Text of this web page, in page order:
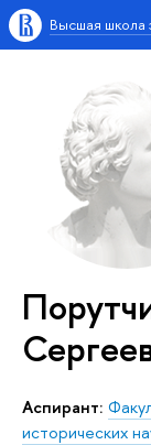
Высшая школа
аспирант:
исторических